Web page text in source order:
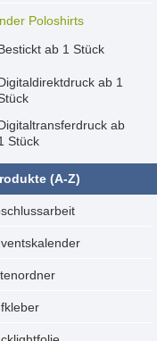
Poloshirts
ab 1 Stück
ab 1
ab
Stück
(A-Z)